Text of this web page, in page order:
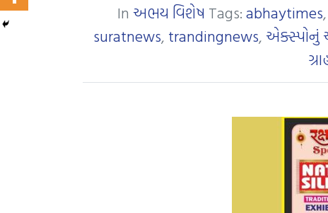
In અભય વિશેષ Tags:abhaytimes,
suratnews, trandingnews, એક્સ્પોનું